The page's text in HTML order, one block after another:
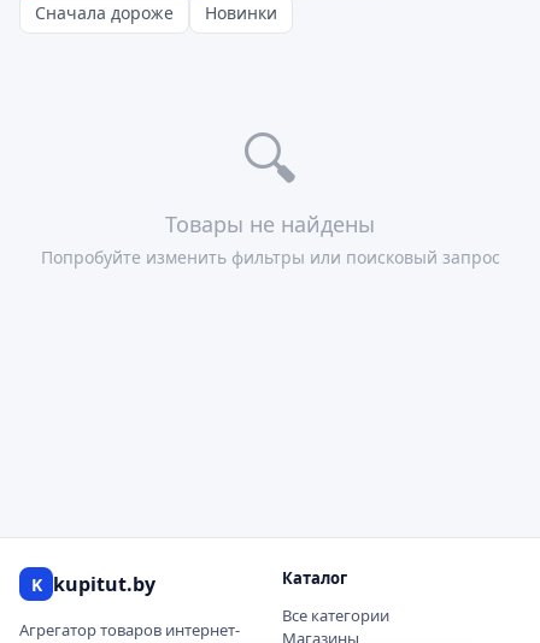
Сначала дороже
Новинки
🔍
Товары не найдены
Попробуйте изменить фильтры или поисковый запрос
K kupitut.by
Агрегатор товаров интернет-
Каталог
Все категории
Магазины